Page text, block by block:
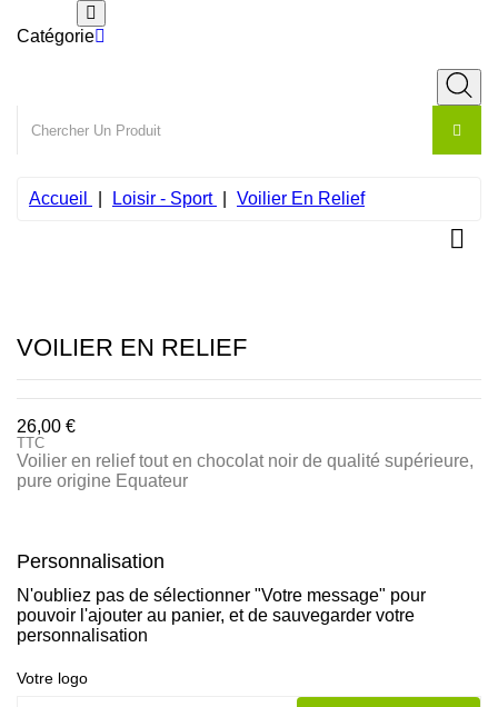
Catégorie
Accueil Loisir - Sport Voilier En Relief

VOILIER EN RELIEF
26,00 €
TTC
Voilier en relief tout en chocolat noir de qualité supérieure,
pure origine Equateur
Personnalisation
N'oubliez pas de sélectionner "Votre message" pour
pouvoir l'ajouter au panier, et de sauvegarder votre
personnalisation
Votre logo